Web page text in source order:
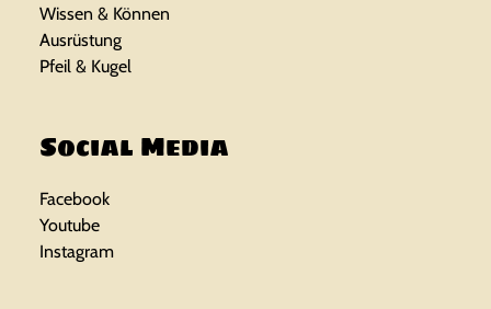
Wissen & Können
Ausrüstung
Pfeil & Kugel
Social Media
Facebook
Youtube
Instagram